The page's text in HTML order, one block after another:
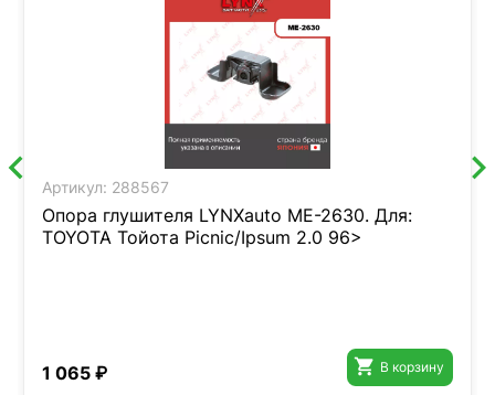
Артикул: 288567
Опора глушителя LYNXauto ME-2630. Для:
TOYOTA Тойота Picnic/Ipsum 2.0 96>
1 065 ₽  В корзину